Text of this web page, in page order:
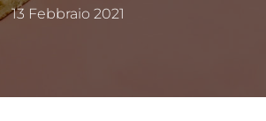
13 Febbraio 2021